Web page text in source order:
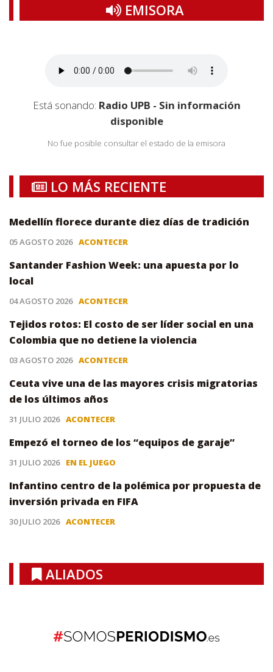
EMISORA
Está sonando: Radio UPB - Sin información
disponible
No fue posible consultar el estado de la emisora
LO MÁS RECIENTE
Medellín florece durante diez días de tradición
05 AGOSTO 2026 ACONTECER
Santander Fashion Week: una apuesta por lo
local
04 AGOSTO 2026 ACONTECER
Tejidos rotos: El costo de ser líder social en una
Colombia que no detiene la violencia
03 AGOSTO 2026 ACONTECER
Ceuta vive una de las mayores crisis migratorias
de los últimos años
31 JULIO 2026 ACONTECER
Empezó el torneo de los “equipos de garaje”
31 JULIO 2026 EN EL JUEGO
Infantino centro de la polémica por propuesta de
inversión privada en FIFA
30 JULIO 2026 ACONTECER
ALIADOS